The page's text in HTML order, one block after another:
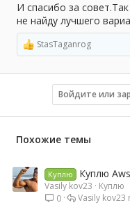
И спасибо за
не найду лучшего
Р
е
а
и
StasTaganrog
Войдите или
Похожие темы
Куплю Куплю
Vasily kov23
Куплю
0
Vasily kov23